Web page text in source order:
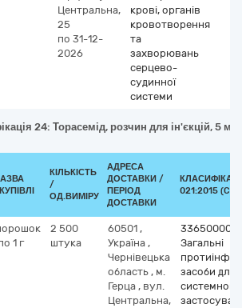
Центральна,
25
по 31-12-
2026
крові, органів
кровотворення
та
захворювань
серцево-
судинної
системи
24: Торасемід, розчин для ін'єкцій, 5
КІЛЬКІСТЬ
/
ОД.ВИМІРУ
АДРЕСА
ДОСТАВКИ /
ПЕРІОД
ДОСТАВКИ
021:2015
1 г
2 500
штука
60501 ,
Україна ,
Чернівецька
область , м.
Герца , вул.
Центральна,
33650000-1
Загальні
засоби для
системного